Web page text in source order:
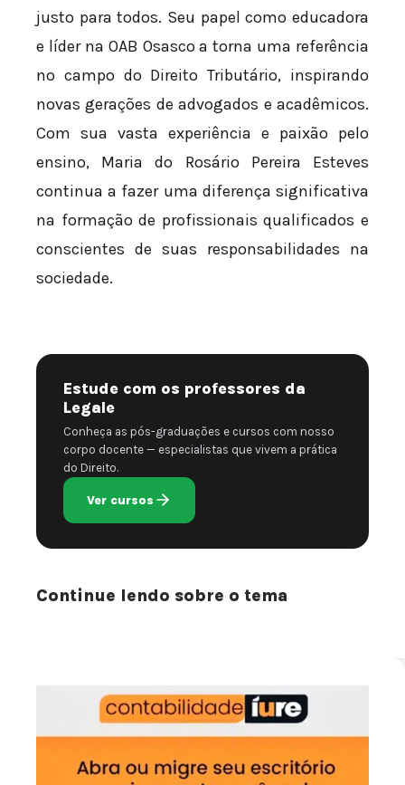
justo para todos. Seu papel como educadora
e líder na OAB Osasco a torna uma referência
no campo do Direito Tributário, inspirando
novas gerações de advogados e acadêmicos.
Com sua vasta experiência e paixão pelo
ensino, Maria do Rosário Pereira Esteves
continua a fazer uma diferença significativa
na formação de profissionais qualificados e
conscientes de suas responsabilidades na
sociedade.
Estude com os professores da
Legale
Conheça as pós-graduações e cursos com nosso
corpo docente — especialistas que vivem a prática
do Direito.
Ver cursos
Continue lendo sobre o tema